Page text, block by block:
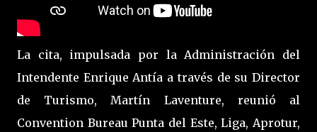
La cita, impulsada por la Administración del
Intendente Enrique Antía a través de su Director
de Turismo, Martín Laventure, reunió al
Convention Bureau Punta del Este, Liga, Aprotur,